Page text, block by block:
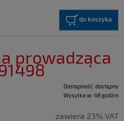
do koszyka
prowadząca
Dostępność: dostępny
Wysyłka w: 48 godzin
zawiera 23% VAT